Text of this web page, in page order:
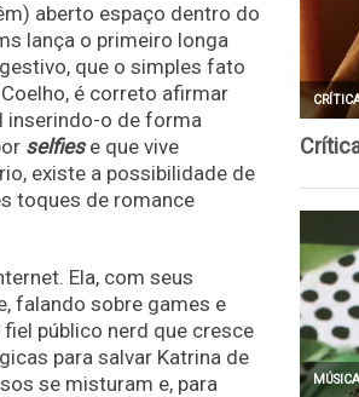
aberto espaço dentro do
lança o primeiro longa
que o simples fato
é correto afirmar
inserindo-o de forma
selfiese que vive
existe a possibilidade de
toques de romance
Ela, com seus
falando sobre games e
público nerd que cresce
para salvar Katrina de
se misturam e, para